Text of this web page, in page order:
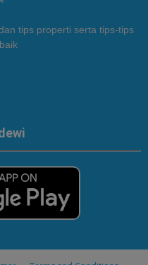
tips properti serta tips-tips